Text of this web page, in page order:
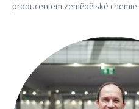
producentem zemědělské chemie.